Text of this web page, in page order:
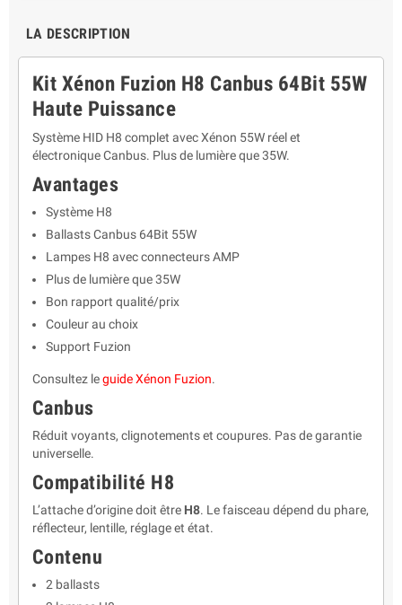
LA DESCRIPTION
Kit Xénon Fuzion H8 Canbus 64Bit 55W
Haute Puissance
Système HID H8 complet avec Xénon 55W réel et
électronique Canbus. Plus de lumière que 35W.
Avantages
Système H8
Ballasts Canbus 64Bit 55W
Lampes H8 avec connecteurs AMP
Plus de lumière que 35W
Bon rapport qualité/prix
Couleur au choix
Support Fuzion
Consultez leguide Xénon Fuzion.
Canbus
Réduit voyants, clignotements et coupures. Pas de garantie
universelle.
Compatibilité H8
L’attache d’origine doit être H8. Le faisceau dépend du phare,
réflecteur, lentille, réglage et état.
Contenu
2 ballasts